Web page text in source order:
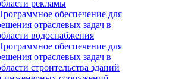
рекламы
обеспечение для
отраслевых задач в
водоснабжения
обеспечение для
отраслевых задач в
строительства зданий